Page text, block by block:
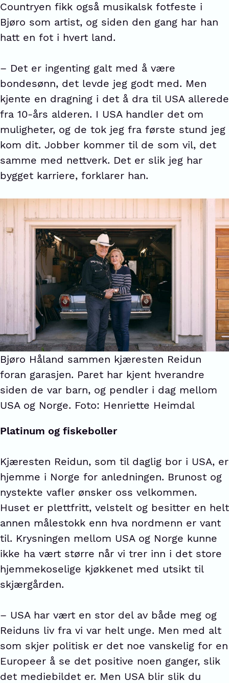
Countryen fikk også musikalsk fotfeste i
Bjøro som artist, og siden den gang har han
hatt en fot i hvert land.
– Det er ingenting galt med å være
bondesønn, det levde jeg godt med. Men
kjente en dragning i det å dra til USA allerede
fra 10-års alderen. I USA handler det om
muligheter, og de tok jeg fra første stund jeg
kom dit. Jobber kommer til de som vil, det
samme med nettverk. Det er slik jeg har
bygget karriere, forklarer han.
Bjøro Håland sammen kjæresten Reidun
foran garasjen. Paret har kjent hverandre
siden de var barn, og pendler i dag mellom
USA og Norge. Foto: Henriette Heimdal
Platinum og fiskeboller
Kjæresten Reidun, som til daglig bor i USA, er
hjemme i Norge for anledningen. Brunost og
nystekte vafler ønsker oss velkommen.
Huset er plettfritt, velstelt og besitter en helt
annen målestokk enn hva nordmenn er vant
til. Krysningen mellom USA og Norge kunne
ikke ha vært større når vi trer inn i det store
hjemmekoselige kjøkkenet med utsikt til
skjærgården.
– USA har vært en stor del av både meg og
Reiduns liv fra vi var helt unge. Men med alt
som skjer politisk er det noe vanskelig for en
Europeer å se det positive noen ganger, slik
det mediebildet er. Men USA blir slik du